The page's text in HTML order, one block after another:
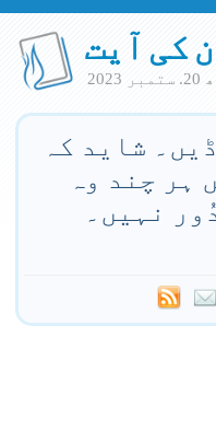
کی آیت
2023
شاید کہ
ہر چند وہ
نہیں۔